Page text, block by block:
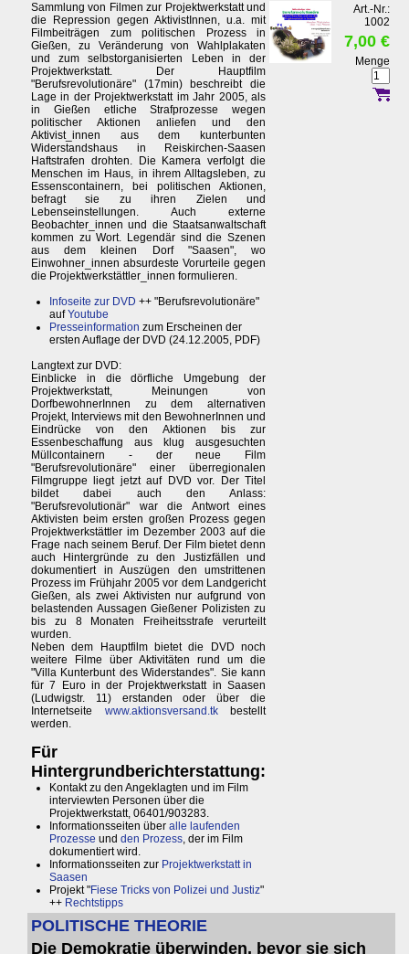
Sammlung von Filmen zur Projektwerkstatt und
die Repression gegen AktivistInnen, u.a. mit
Filmbeiträgen zum politischen Prozess in
Gießen, zu Veränderung von Wahlplakaten
und zum selbstorganisierten Leben in der
Projektwerkstatt. Der Hauptfilm
"Berufsrevolutionäre" (17min) beschreibt die
Lage in der Projektwerkstatt im Jahr 2005, als
in Gießen etliche Strafprozesse wegen
politischer Aktionen anliefen und den
Aktivist_innen aus dem kunterbunten
Widerstandshaus in Reiskirchen-Saasen
Haftstrafen drohten. Die Kamera verfolgt die
Menschen im Haus, in ihrem Alltagsleben, zu
Essenscontainern, bei politischen Aktionen,
befragt sie zu ihren Zielen und
Lebenseinstellungen. Auch externe
Beobachter_innen und die Staatsanwaltschaft
kommen zu Wort. Legendär sind die Szenen
aus dem kleinen Dorf "Saasen", wo
Einwohner_innen absurdeste Vorurteile gegen
die Projektwerkstättler_innen formulieren.
Infoseite zur DVD ++ "Berufsrevolutionäre"
aufYoutube
Presseinformation zum Erscheinen der
ersten Auflage der DVD (24.12.2005, PDF)
Langtext zur DVD:
Einblicke in die dörfliche Umgebung der
Projektwerkstatt, Meinungen von
DorfbewohnerInnen zu dem alternativen
Projekt, Interviews mit den BewohnerInnen und
Eindrücke von den Aktionen bis zur
Essenbeschaffung aus klug ausgesuchten
Müllcontainern - der neue Film
"Berufsrevolutionäre" einer überregionalen
Filmgruppe liegt jetzt auf DVD vor. Der Titel
bildet dabei auch den Anlass:
"Berufsrevolutionär" war die Antwort eines
Aktivisten beim ersten großen Prozess gegen
Projektwerkstättler im Dezember 2003 auf die
Frage nach seinem Beruf. Der Film bietet denn
auch Hintergründe zu den Justizfällen und
dokumentiert in Auszügen den umstrittenen
Prozess im Frühjahr 2005 vor dem Landgericht
Gießen, als zwei Aktivisten nur aufgrund von
belastenden Aussagen Gießener Polizisten zu
bis zu 8 Monaten Freiheitsstrafe verurteilt
wurden.
Neben dem Hauptfilm bietet die DVD noch
weitere Filme über Aktivitäten rund um die
"Villa Kunterbunt des Widerstandes". Sie kann
für 7 Euro in der Projektwerkstatt in Saasen
(Ludwigstr. 11) erstanden oder über die
Internetseite www.aktionsversand.tkbestellt
werden.
Für
Hintergrundberichterstattung:
Kontakt zu den Angeklagten und im Film
interviewten Personen über die
Projektwerkstatt, 06401/903283.
Informationsseiten über alle laufenden
Prozesse und den Prozess, der im Film
dokumentiert wird.
Informationsseiten zur Projektwerkstatt in
Saasen
Projekt "Fiese Tricks von Polizei und Justiz"
++ Rechtstipps
Art.-Nr.:
1002
7,00 €
Menge
POLITISCHE THEORIE
Die Demokratie überwinden, bevor sie sich